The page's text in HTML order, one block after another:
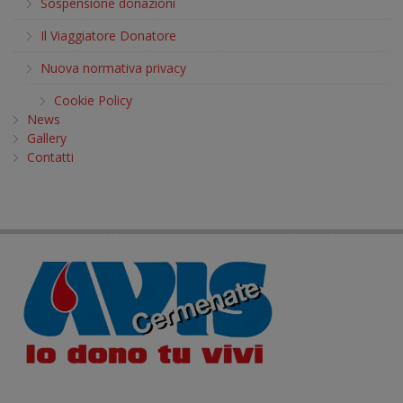
Il Viaggiatore Donatore
Nuova normativa privacy
Cookie Policy
News
Gallery
Contatti